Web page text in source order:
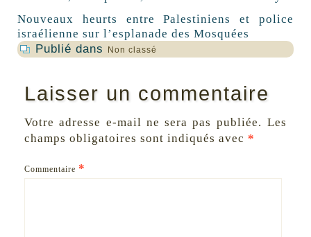
Nouveaux heurts entre Palestiniens et police
israélienne sur l’esplanade des Mosquées
Publié dans
Non classé
Laisser un commentaire
Votre adresse e-mail ne sera pas publiée. Les
champs obligatoires sont indiqués avec *
Commentaire *